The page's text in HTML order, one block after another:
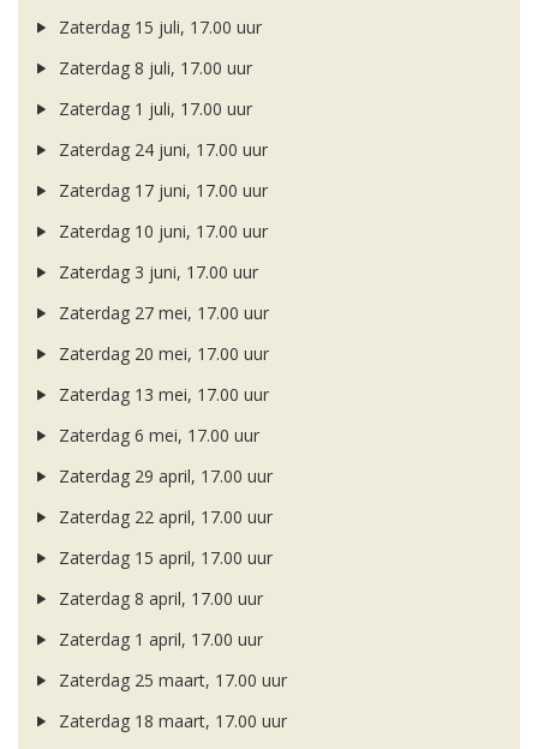
Zaterdag 15 juli, 17.00 uur
Zaterdag 8 juli, 17.00 uur
Zaterdag 1 juli, 17.00 uur
Zaterdag 24 juni, 17.00 uur
Zaterdag 17 juni, 17.00 uur
Zaterdag 10 juni, 17.00 uur
Zaterdag 3 juni, 17.00 uur
Zaterdag 27 mei, 17.00 uur
Zaterdag 20 mei, 17.00 uur
Zaterdag 13 mei, 17.00 uur
Zaterdag 6 mei, 17.00 uur
Zaterdag 29 april, 17.00 uur
Zaterdag 22 april, 17.00 uur
Zaterdag 15 april, 17.00 uur
Zaterdag 8 april, 17.00 uur
Zaterdag 1 april, 17.00 uur
Zaterdag 25 maart, 17.00 uur
Zaterdag 18 maart, 17.00 uur